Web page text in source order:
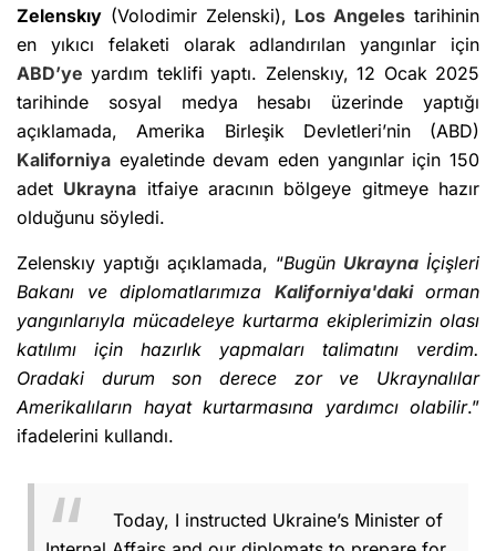
Zelenskıy (Volodimir Zelenski), Los Angeles tarihinin
en yıkıcı felaketi olarak adlandırılan yangınlar için
ABD’ye yardım teklifi yaptı. Zelenskıy, 12 Ocak 2025
tarihinde sosyal medya hesabı üzerinde yaptığı
açıklamada, Amerika Birleşik Devletleri’nin (ABD)
Kaliforniya eyaletinde devam eden yangınlar için 150
adet Ukrayna itfaiye aracının bölgeye gitmeye hazır
olduğunu söyledi.
Zelenskıy yaptığı açıklamada, “Bugün Ukrayna İçişleri
Bakanı ve diplomatlarımıza Kaliforniya'dakiorman
yangınlarıyla mücadeleye kurtarma ekiplerimizin olası
katılımı için hazırlık yapmaları talimatını verdim.
Oradaki durum son derece zor ve Ukraynalılar
Amerikalıların hayat kurtarmasına yardımcı olabilir.”
ifadelerini kullandı.
Today, I instructed Ukraine’s Minister of